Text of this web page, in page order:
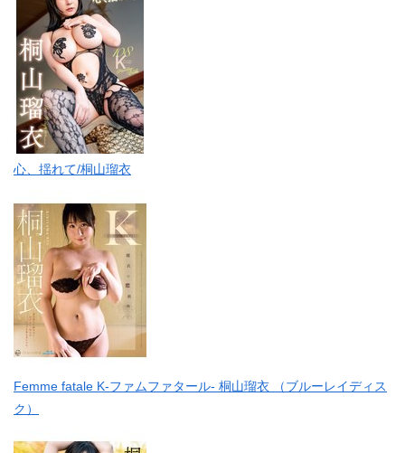
心、揺れて/桐山瑠衣
Femme fatale K-ファムファタール- 桐山瑠衣 （ブルーレイディス
ク）